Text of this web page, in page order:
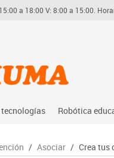
a 18:00 V: 8:00 a 15:00.
tecnologías Robótica
Arduino
/ Asociar / Crea tus